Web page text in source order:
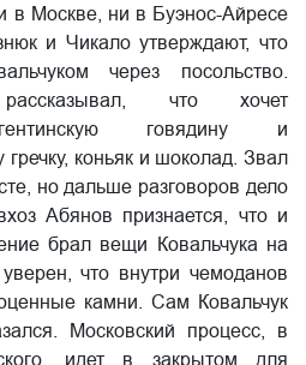
в Москве, ни в Буэнос-Айресе
и Чикало утверждают, что
через посольство.
рассказывал, что хочет
говядину и
коньяк и шоколад. Звал
но дальше разговоров дело
Абянов признается, что и
брал вещи Ковальчука на
что внутри чемоданов
камни. Сам Ковальчук
Московский процесс, в